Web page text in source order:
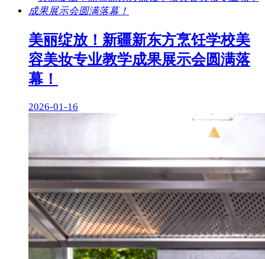
美丽绽放！新疆新东方烹饪学校美
容美妆专业教学成果展示会圆满落
幕！
2026-01-16